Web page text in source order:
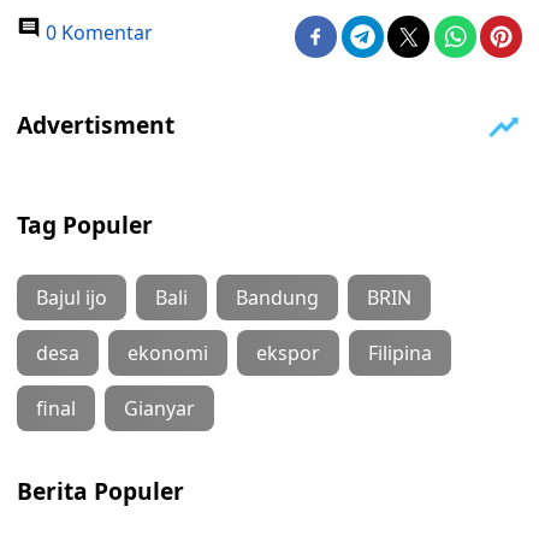
0 Komentar
Tag Populer
Bajul ijo Bali Bandung BRIN
desa ekonomi ekspor Filipina
final Gianyar
Berita Populer